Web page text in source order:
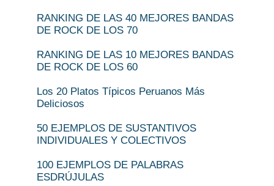
RANKING DE LAS 40 MEJORES BANDAS
DE ROCK DE LOS 70
RANKING DE LAS 10 MEJORES BANDAS
DE ROCK DE LOS 60
Los 20 Platos Típicos Peruanos Más
Deliciosos
50 EJEMPLOS DE SUSTANTIVOS
INDIVIDUALES Y COLECTIVOS
100 EJEMPLOS DE PALABRAS
ESDRÚJULAS